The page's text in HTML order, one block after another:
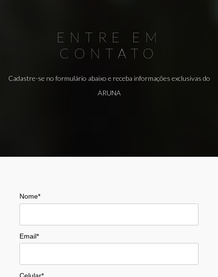
ENTRE EM
CONTATO
Cadastre-se no formulário abaixo e receba informações exclusivas do
ARUNA